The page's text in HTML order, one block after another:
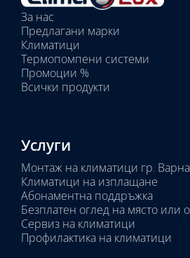
вътрешни
тела:
Избрано
тяло:
За нас
Предлагани марки
Климатици
Термопомпени системи
Промоции %
Всички продукти
Услуги
Монтаж на климатици гр. Варна
Климатици на изплащане
Абонаментна поддръжка
Безплатен оглед на място или
Сервиз на климатици
Профилактика на климатици